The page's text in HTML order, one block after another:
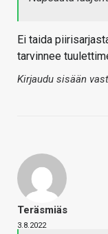
Ei taida
tarvinnee
Kirjaudu sisään
Teräsmiäs
3.8.2022